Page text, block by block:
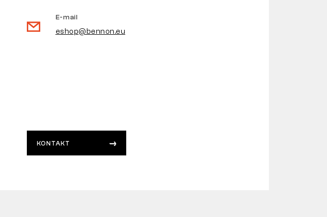
E-mail
eshop@bennon.eu
KONTAKT